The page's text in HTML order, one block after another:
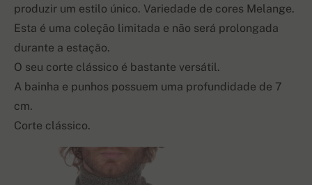
produzir um estilo único. Variedade de cores Melange.
Esta é uma coleção limitada e não será prolongada
durante a estação.
O seu corte clássico é bastante versátil.
A bainha e punhos possuem uma profundidade de 7
cm.
Corte clássico.